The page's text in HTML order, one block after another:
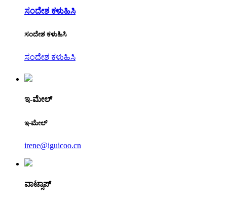
ಸಂದೇಶ ಕಳುಹಿಸಿ
ಸಂದೇಶ ಕಳುಹಿಸಿ
ಸಂದೇಶ ಕಳುಹಿಸಿ
ಇ-ಮೇಲ್
ಇ-ಮೇಲ್
irene@iguicoo.cn
ವಾಟ್ಸಾಪ್